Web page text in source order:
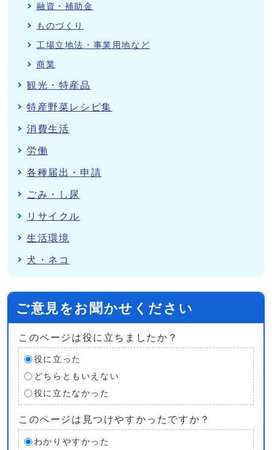
融資・補助金
ものづくり
工場立地法・事業用地など
商業
観光・特産品
特産野菜レシピ集
消費生活
労働
各種届出・申請
ごみ・し尿
リサイクル
生活環境
犬・ネコ
ご意見をお聞かせください
このページは役に立ちましたか？
役に立った
どちらともいえない
役に立たなかった
このページは見つけやすかったですか？
わかりやすかった